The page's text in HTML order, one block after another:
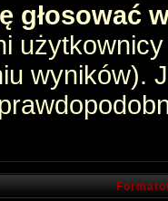
głosować
wyników).